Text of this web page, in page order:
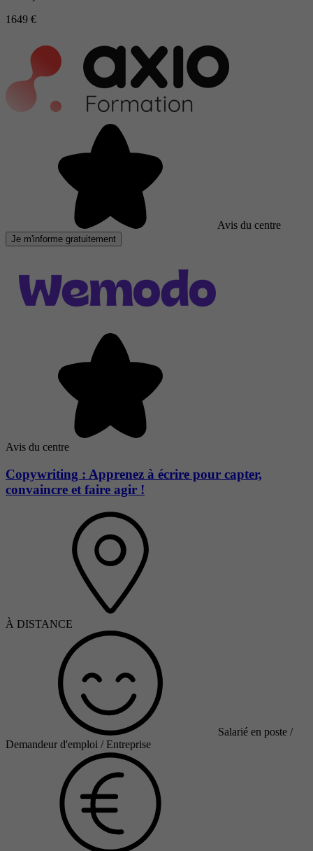
1649 €
Avis du centre
Je m'informe gratuitement
Avis du centre
Copywriting : Apprenez à écrire pour capter,
convaincre et faire agir !
À DISTANCE
Salarié en poste /
Demandeur d'emploi / Entreprise